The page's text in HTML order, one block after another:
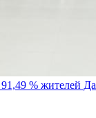
% жителей